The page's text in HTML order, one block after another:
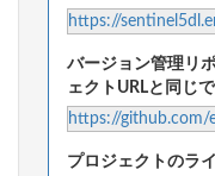
https://
バージョン管理リ
ェクトURLと同じ
https://github.com/
プロジェクトのラ